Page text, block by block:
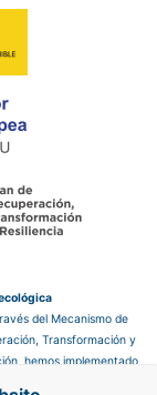
del Mecanismo de
Transformación y
hemos implementado